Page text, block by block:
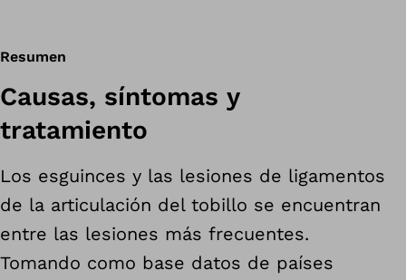
Resumen
Causas, síntomas y
tratamiento
Los esguinces y las lesiones de ligamentos
de la articulación del tobillo se encuentran
entre las lesiones más frecuentes.
Tomando como base datos de países